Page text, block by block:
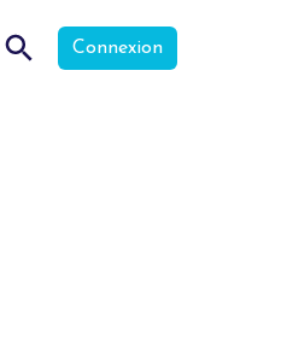
Connexion